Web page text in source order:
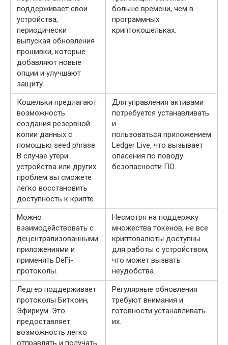
поддерживает свои
устройства,
периодически
выпуская обновления
прошивки, которые
добавляют новые
опции и улучшают
защиту.
больше времени, чем в
программных
криптокошельках.
Кошельки предлагают
возможность
создания резервной
копии данных с
помощью seed phrase.
В случае утери
устройства или других
проблем вы сможете
легко восстановить
доступность к крипте.
Для управления активами
потребуется устанавливать
и
пользоваться приложением
Ledger Live, что вызывает
опасения по поводу
безопасности ПО.
Можно
взаимодействовать с
децентрализованными
приложениями и
применять DeFi-
протоколы.
Несмотря на поддержку
множества токенов, не все
криптовалюты доступны
для работы с устройством,
что может вызвать
неудобства.
Ледгер поддерживает
протоколы Биткоин,
Эфириум. Это
предоставляет
возможность легко
отправлять и получать
Регулярные обновления
требуют внимания и
готовности устанавливать
их.